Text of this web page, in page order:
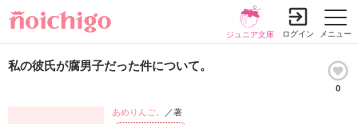
メニュー
ジュニア文庫 ログイン
私の彼氏が腐男子だった件について。
0
あめりんご。 ／著